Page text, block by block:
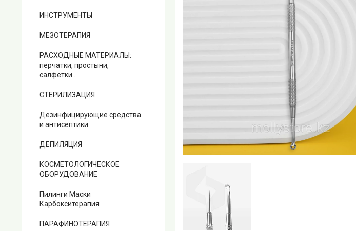
ИНСТРУМЕНТЫ
МЕЗОТЕРАПИЯ
РАСХОДНЫЕ МАТЕРИАЛЫ:
перчатки, простыни,
салфетки .
СТЕРИЛИЗАЦИЯ
Дезинфицирующие средства
и антисептики
ДЕПИЛЯЦИЯ
КОСМЕТОЛОГИЧЕСКОЕ
ОБОРУДОВАНИЕ
Пилинги Маски
Карбокситерапия
ПАРАФИНОТЕРАПИЯ